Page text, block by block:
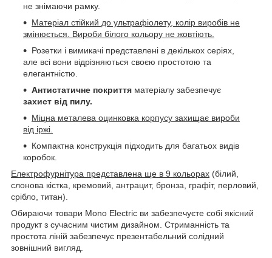
не знімаючи рамку.
Матеріал стійкий до ультрафіолету, колір виробів не
змінюється. Вироби білого кольору не жовтіють.
Розетки і вимикачі представлені в декількох серіях,
але всі вони відрізняються своєю простотою та
елегантністю.
Антистатичне покриття матеріалу забезпечує
захист від пилу.
Міцна металева оцинковка корпусу захищає вироби
від іржі.
Компактна конструкція підходить для багатьох видів
коробок.
Електрофурнітура представлена ще в 9 кольорах (білий,
слонова кістка, кремовий, антрацит, бронза, графіт, перловий,
срібло, титан).
Обираючи товари Mono Electric ви забезпечуєте собі якісний
продукт з сучасним чистим дизайном. Стриманність та
простота ліній забезпечує презентабельний солідний
зовнішний вигляд.